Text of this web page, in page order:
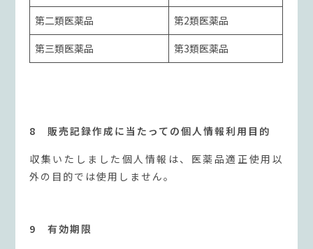
第二類医薬品
第2類医薬品
第三類医薬品
第3類医薬品
8 販売記録作成に当たっての個人情報利用目的
収集いたしました個人情報は、医薬品適正使用以
外の目的では使用しません。
9 有効期限